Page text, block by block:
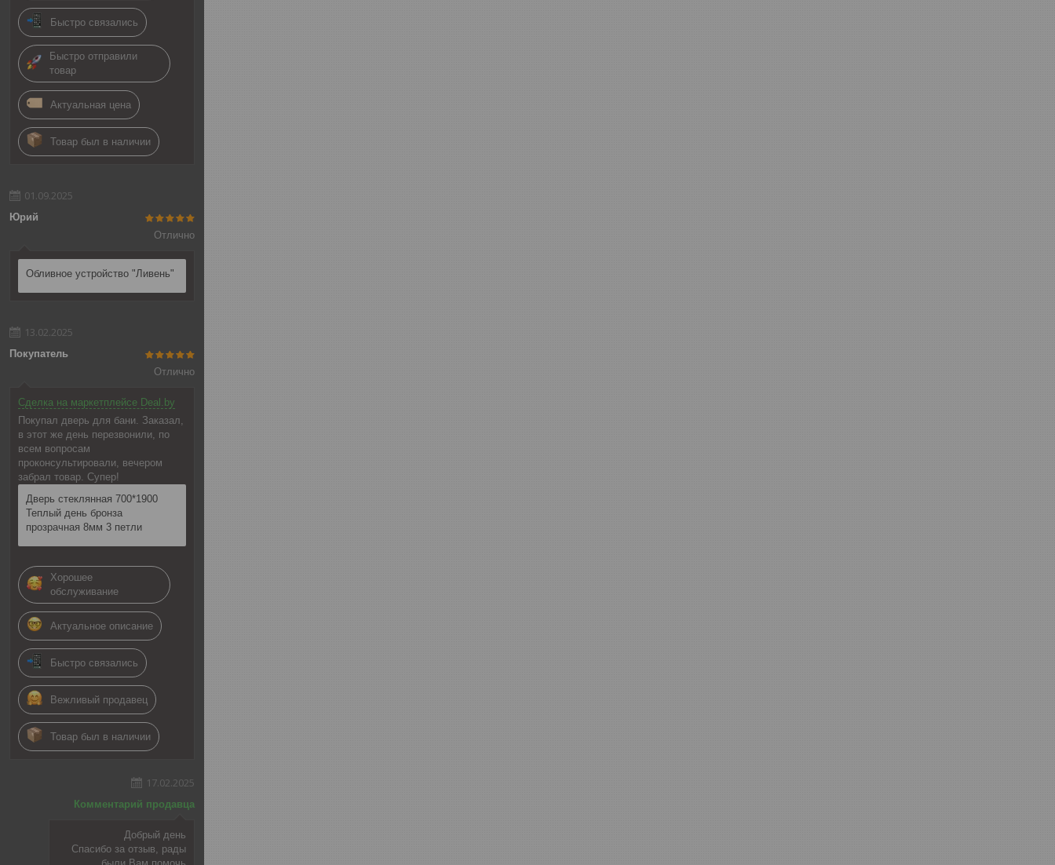
Быстро связались
Быстро отправили
товар
Актуальная цена
Товар был в наличии
01.09.2025
Юрий
Отлично
Обливное устройство "Ливень"
13.02.2025
Покупатель
Отлично
Сделка на маркетплейсе Deal.by
Покупал дверь для бани. Заказал,
в этот же день перезвонили, по
всем вопросам
проконсультировали, вечером
забрал товар. Супер!
Дверь стеклянная 700*1900
Теплый день бронза
прозрачная 8мм 3 петли
Хорошее
обслуживание
Актуальное описание
Быстро связались
Вежливый продавец
Товар был в наличии
17.02.2025
Комментарий продавца
Добрый день
Спасибо за отзыв, рады